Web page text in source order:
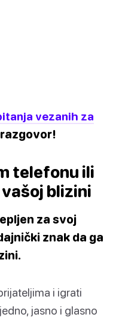
vezanih za
telefonu ili
blizini
za svoj
znak da ga
i igrati
jasno i glasno